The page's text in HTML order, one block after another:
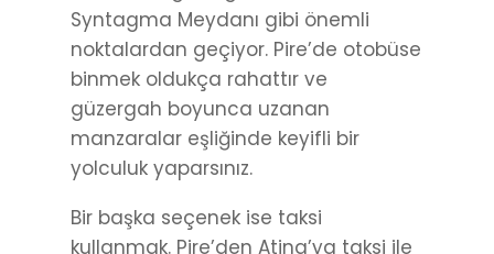
Syntagma Meydanı gibi önemli
noktalardan geçiyor. Pire’de otobüse
binmek oldukça rahattır ve
güzergah boyunca uzanan
manzaralar eşliğinde keyifli bir
yolculuk yaparsınız.
Bir başka seçenek ise taksi
kullanmak. Pire’den Atina’ya taksi ile